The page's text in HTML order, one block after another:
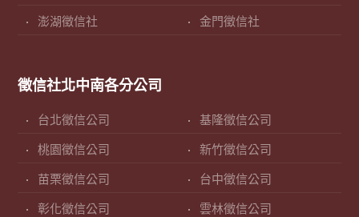
澎湖徵信社 金門徵信社
徵信社北中南各分公司
台北徵信公司 基隆徵信公司
桃園徵信公司 新竹徵信公司
苗栗徵信公司 台中徵信公司
彰化徵信公司 雲林徵信公司